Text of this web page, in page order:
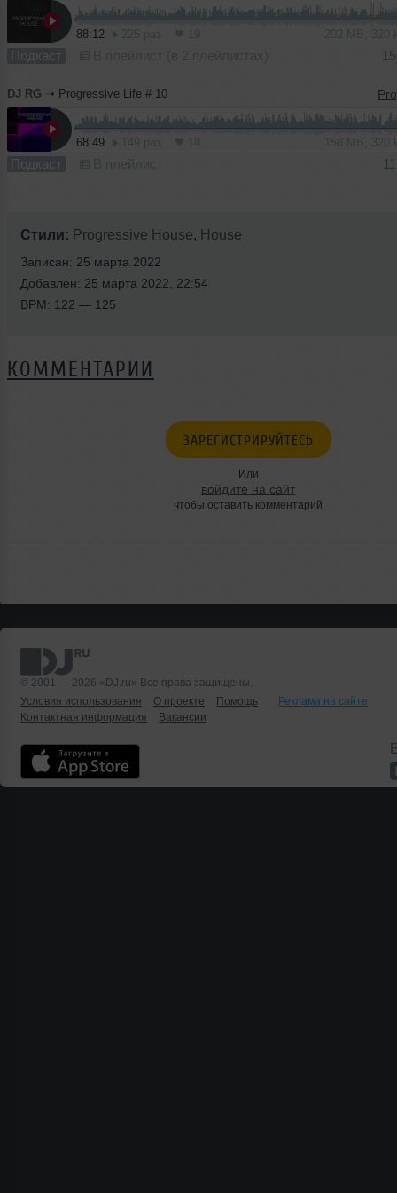
88:12
Подкаст
DJ RG ➝ Progressive Life # 10
68:49
Подкаст
Стили: Progressive House, House
Записан: 25 марта 2022
Добавлен: 25 марта 2022, 22:54
BPM: 122 — 125
КОММЕНТАРИИ
ЗАРЕГИСТРИРУЙТЕСЬ
Или
войдите на сайт
чтобы оставить комментарий
© 2001 — 2026 «DJ.ru» Все права защищены.
Условия использования
О проекте Помощь
Реклама на сайте
Контактная информация
Вакансии